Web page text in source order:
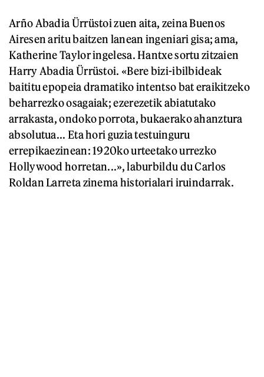
Arño Abadia Ürrüstoi zuen aita, zeina Buenos
Airesen aritu baitzen lanean ingeniari gisa; ama,
Katherine Taylor ingelesa. Hantxe sortu zitzaien
Harry Abadia Ürrüstoi. «Bere bizi-ibilbideak
baititu epopeia dramatiko intentso bat eraikitzeko
beharrezko osagaiak; ezerezetik abiatutako
arrakasta, ondoko porrota, bukaerako ahanztura
absolutua... Eta hori guzia testuinguru
errepikaezinean: 1920ko urteetako urrezko
Hollywood horretan...», laburbildu du Carlos
Roldan Larreta zinema historialari iruindarrak.